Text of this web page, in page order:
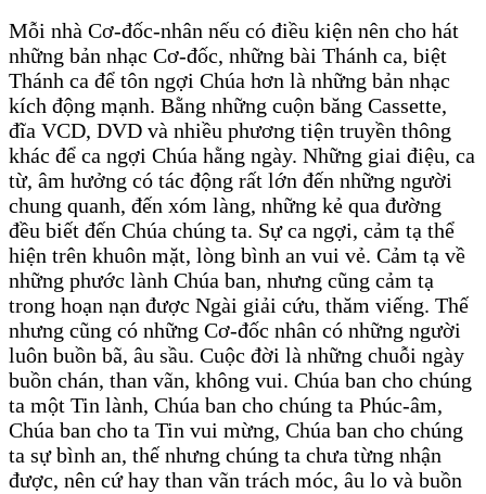
Mỗi nhà Cơ-đốc-nhân nếu có điều kiện nên cho hát
những bản nhạc Cơ-đốc, những bài Thánh ca, biệt
Thánh ca để tôn ngợi Chúa hơn là những bản nhạc
kích động mạnh. Bằng những cuộn băng Cassette,
đĩa VCD, DVD và nhiều phương tiện truyền thông
khác để ca ngợi Chúa hằng ngày. Những giai điệu, ca
từ, âm hưởng có tác động rất lớn đến những người
chung quanh, đến xóm làng, những kẻ qua đường
đều biết đến Chúa chúng ta. Sự ca ngợi, cảm tạ thể
hiện trên khuôn mặt, lòng bình an vui vẻ. Cảm tạ về
những phước lành Chúa ban, nhưng cũng cảm tạ
trong hoạn nạn được Ngài giải cứu, thăm viếng. Thế
nhưng cũng có những Cơ-đốc nhân có những người
luôn buồn bã, âu sầu. Cuộc đời là những chuỗi ngày
buồn chán, than vãn, không vui. Chúa ban cho chúng
ta một Tin lành, Chúa ban cho chúng ta Phúc-âm,
Chúa ban cho ta Tin vui mừng, Chúa ban cho chúng
ta sự bình an, thế nhưng chúng ta chưa từng nhận
được, nên cứ hay than vãn trách móc, âu lo và buồn